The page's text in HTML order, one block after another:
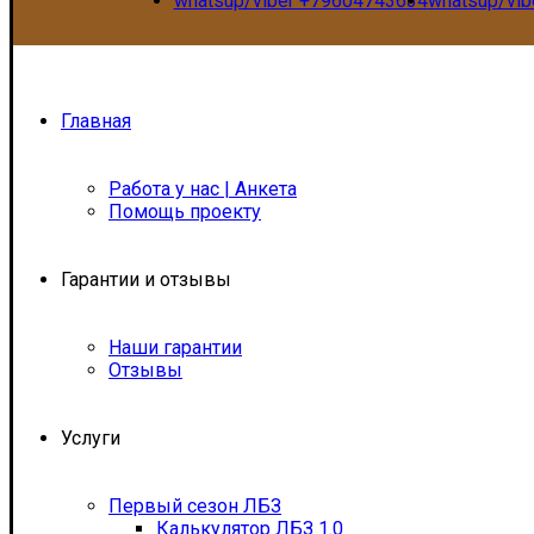
Главная
Работа у нас | Анкета
Помощь проекту
Гарантии и отзывы
Наши гарантии
Отзывы
Услуги
Первый сезон ЛБЗ
Калькулятор ЛБЗ 1.0